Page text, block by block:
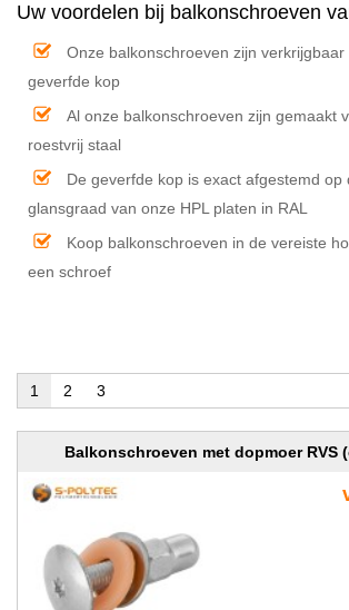
Uw voordelen bij balkonschroeven
Onze balkonschroeven zijn
geverfde kop
Al onze balkonschroeven zijn gemaakt
roestvrij staal
De geverfde kop is exact afgestemd op
glansgraad van onze HPL platen in RAL
Koop balkonschroeven in de vereiste
een schroef
1 2 3
Balkonschroeven met dopmoer RVS